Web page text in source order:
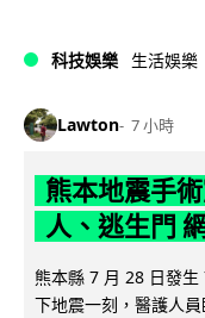
科技娛樂 生活娛樂
Lawton 7 小時
熊本地震手
人、逃生門
熊本縣 7 月 28 日發
下地震一刻，醫護人